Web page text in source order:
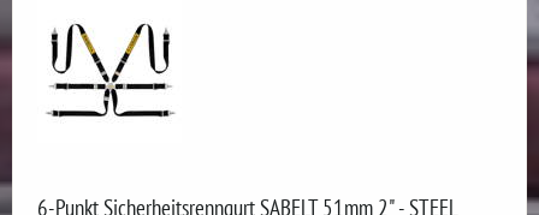
6-Punkt Sicherheitsrenngurt SABELT 51mm 2" - STEEL